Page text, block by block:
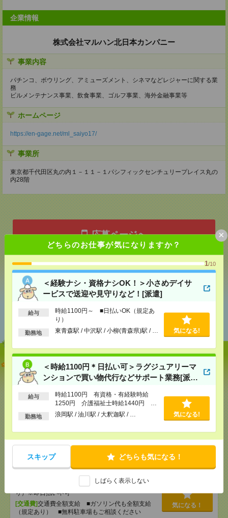
どちらのお仕事が気になりますか？
1/10
＜経験ナシ・資格ナシOK！＞小さめデイサ
ービスで送迎や見守りなど！[派遣]
給与
時給1100円～ ■日払いOK（規定あ
り）
勤務地 東青森駅 / 中沢駅 / 小柳(青森県)駅 / … 気になる!
＜時給1100円＊日払い可＞ラグジュアリーマ
ンションで買い物代行などサポート業務[派
給与
時給1100円 有資格・有経験時給
1250円 介護福祉士時給1440円 ■
日払いOK（規定あり）※即日払い不
勤務地 浪岡駅 / 油川駅 / 大釈迦駅 / … 気になる!
スキップ どちらも気になる！
しばらく表示しない
×
企業情報
株式会社マルハン北日本カンパニー
事業内容
パチンコ、ボウリング、アミューズメント、シネマなどレジャーに関する業
務
ビルメンテナンス事業、飲食事業、ゴルフ事業、海外金融事業等
ホームページ
https://en-gage.net/ml_saiyo17/
事業所
東京都千代田区丸の内１－１１－１パシフィックセンチュリープレイス丸の
内28階
応募ページへ
気になる！
あなたの閲覧履歴からの
＜経験ナシ・資格ナシOK！＞小さめデイサービスで
送迎や見守りなど！[派遣]
時給1100円～ ■日払いOK（規定あり）
交通費全額支給 ■ガソリン代も全額支給
（規定あり） ■無料駐車場もご相談ください
[勤務地] 東青森駅
気になる！
＜時給1100円＊日払い可＞ラグジュアリーマンショ
ンで買い物代行などサポート業務[派遣]
時給1100円 有資格・有経験時給1250
円 介護福祉士時給1440円 ■日払いOK（規定あ
り）※即日払い不可
[交通費]交通費全額支給 ■ガソリン代も全額支給
（規定あり） ■無料駐車場もご相談ください
気になる！